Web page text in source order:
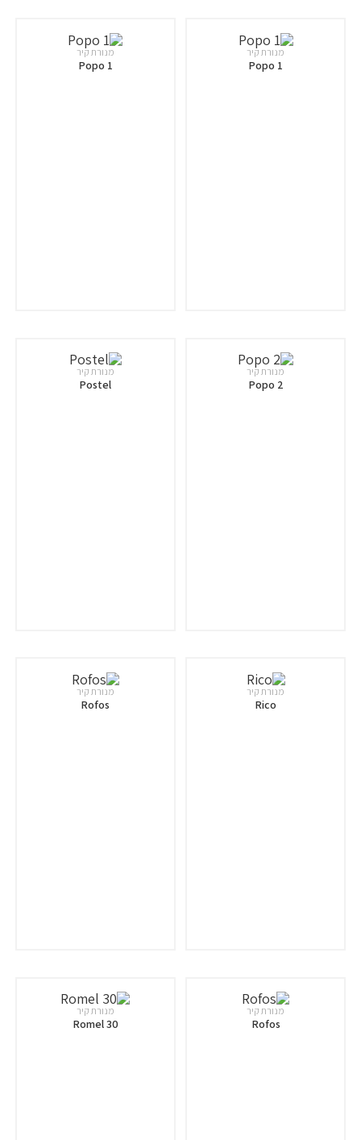
מנורת קיר
Popo 1
מנורת קיר
Popo 1
מנורת קיר
Popo 2
מנורת קיר
Postel
מנורת קיר
Rico
מנורת קיר
Rofos
מנורת קיר
Rofos
מנורת קיר
Romel 30